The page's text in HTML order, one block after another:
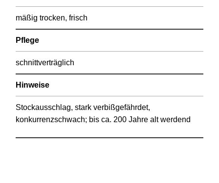
mäßig trocken, frisch
Pflege
schnittverträglich
Hinweise
Stockausschlag, stark verbißgefährdet,
konkurrenzschwach; bis ca. 200 Jahre alt werdend